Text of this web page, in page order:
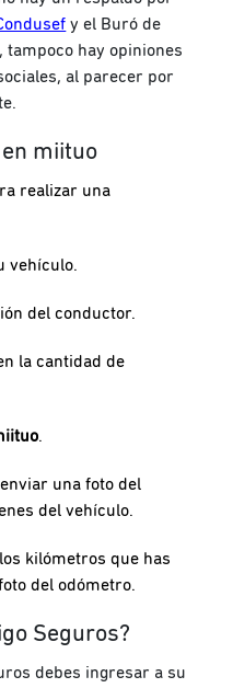
y el Buró de
tampoco hay opiniones
al parecer por
miituo
realizar una
vehículo.
del conductor.
la cantidad de
.
una foto del
del vehículo.
kilómetros que has
del odómetro.
Seguros?
debes ingresar a su